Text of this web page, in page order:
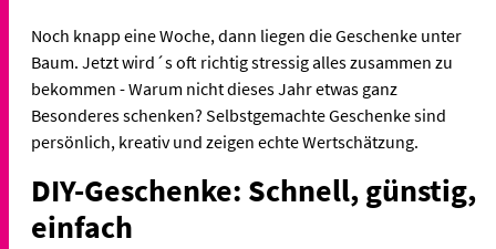
Noch knapp eine Woche, dann liegen die Geschenke unter
Baum. Jetzt wird´s oft richtig stressig alles zusammen zu
bekommen - Warum nicht dieses Jahr etwas ganz
Besonderes schenken? Selbstgemachte Geschenke sind
persönlich, kreativ und zeigen echte Wertschätzung.
DIY-Geschenke: Schnell, günstig,
einfach